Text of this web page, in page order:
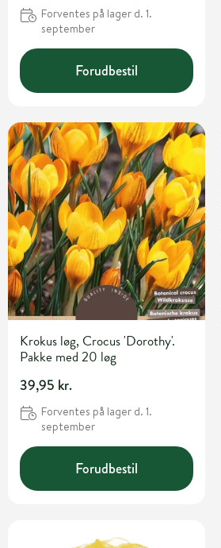
Forventes på lager d. 1.
september
Forudbestil
Krokus løg, Crocus 'Dorothy'.
Pakke med 20 løg
39,95 kr.
Forventes på lager d. 1.
september
Forudbestil